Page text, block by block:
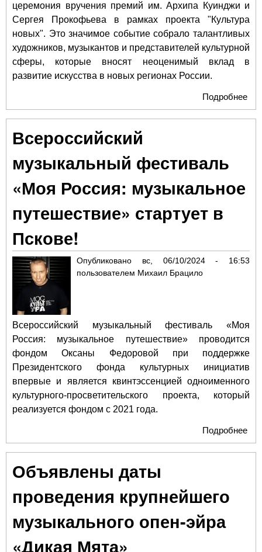
церемония вручения премий им. Архипа Куинджи и
Сергея Прокофьева в рамках проекта "Культура
новых". Это значимое событие собрало талантливых
художников, музыкантов и представителей культурной
сферы, которые вносят неоценимый вклад в
развитие искусства в новых регионах России.
Подробнее
Всероссийский
музыкальный фестиваль
«Моя Россия: музыкальное
путешествие» стартует в
Пскове!
Опубликовано вс, 06/10/2024 - 16:53
пользователем Михаил Брацило
Всероссийский музыкальный фестиваль «Моя
Россия: музыкальное путешествие» проводится
фондом Оксаны Федоровой при поддержке
Президентского фонда культурных инициатив
впервые и является квинтэссенцией одноименного
культурного-просветительского проекта, который
реализуется фондом с 2021 года.
Подробнее
Объявлены даты
проведения крупнейшего
музыкального опен-эйра
«Дикая Мята»